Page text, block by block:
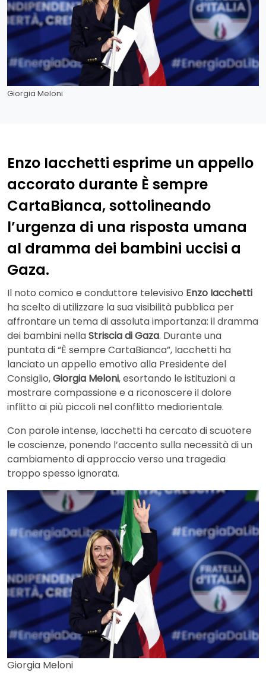
Giorgia Meloni
Enzo Iacchetti esprime un appello
accorato durante È sempre
CartaBianca, sottolineando
l’urgenza di una risposta umana
al dramma dei bambini uccisi a
Gaza.
Il noto comico e conduttore televisivo Enzo Iacchetti
ha scelto di utilizzare la sua visibilità pubblica per
affrontare un tema di assoluta importanza: il dramma
dei bambini nellaStriscia di Gaza. Durante una
puntata di “È sempre CartaBianca”, Iacchetti ha
lanciato un appello emotivo alla Presidente del
Consiglio,Giorgia Meloni, esortando le istituzioni a
mostrare compassione e a riconoscere il dolore
inflitto ai più piccoli nel conflitto mediorientale.
Con parole intense, Iacchetti ha cercato di scuotere
le coscienze, ponendo l’accento sulla necessità di un
cambiamento di approccio verso una tragedia
troppo spesso ignorata.
Giorgia Meloni